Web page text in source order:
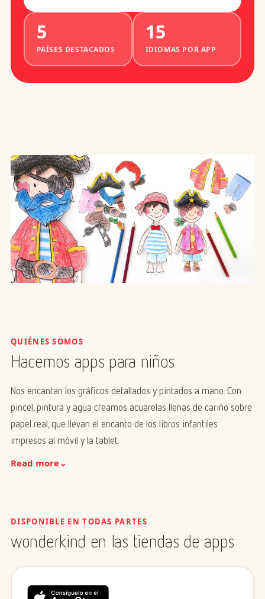
5
PAÍSES DESTACADOS
15
IDIOMAS POR APP
QUIÉNES SOMOS
Hacemos apps para niños
Nos encantan los gráficos detallados y pintados a mano. Con
pincel, pintura y agua creamos acuarelas llenas de cariño sobre
papel real, que llevan el encanto de los libros infantiles
impresos al móvil y la tablet.
Read more⌄
DISPONIBLE EN TODAS PARTES
wonderkind en las tiendas de apps